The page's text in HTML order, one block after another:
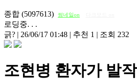
종합 (5097613) 썸네일on
로딩중. . .
긁? | 26/06/17 01:48 | 추천 1 | 조회 232
조현병 환자가 발